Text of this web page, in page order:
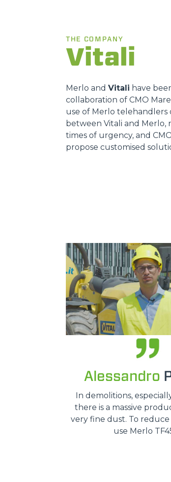
THE COMPANY
Vitali
Merlo and Vitali have
collaboration of CMO
use of Merlo telehandlers
between Vitali and
times of urgency, and
propose customised
Alessandro
In demolitions,
there is a massive
very fine dust. To
use Merlo